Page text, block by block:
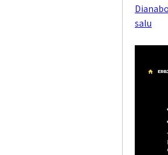
salu